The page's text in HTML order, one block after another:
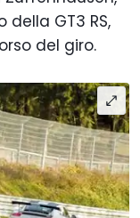
GT3 RS,
del giro.